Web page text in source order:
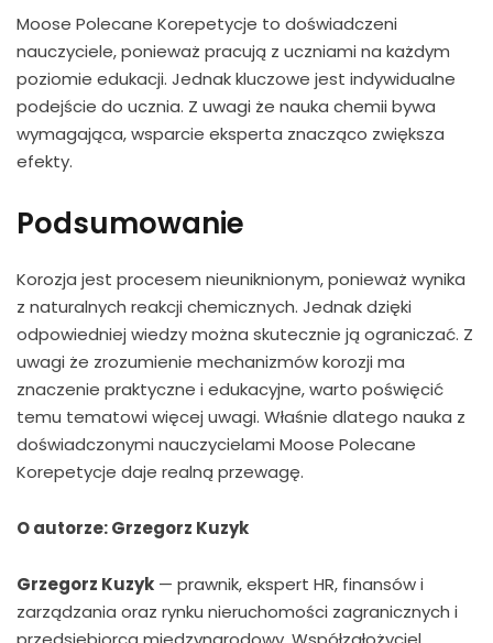
Moose Polecane Korepetycje to doświadczeni
nauczyciele, ponieważ pracują z uczniami na każdym
poziomie edukacji. Jednak kluczowe jest indywidualne
podejście do ucznia. Z uwagi że nauka chemii bywa
wymagająca, wsparcie eksperta znacząco zwiększa
efekty.
Podsumowanie
Korozja jest procesem nieuniknionym, ponieważ wynika
z naturalnych reakcji chemicznych. Jednak dzięki
odpowiedniej wiedzy można skutecznie ją ograniczać. Z
uwagi że zrozumienie mechanizmów korozji ma
znaczenie praktyczne i edukacyjne, warto poświęcić
temu tematowi więcej uwagi. Właśnie dlatego nauka z
doświadczonymi nauczycielami Moose Polecane
Korepetycje daje realną przewagę.
O autorze: Grzegorz Kuzyk
Grzegorz Kuzyk — prawnik, ekspert HR, finansów i
zarządzania oraz rynku nieruchomości zagranicznych i